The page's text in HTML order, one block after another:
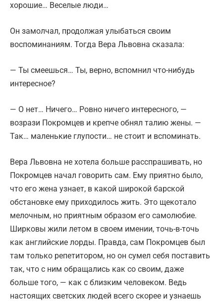
хорошие… Веселые люди…
Он замолчал, продолжая улыбаться своим
воспоминаниям. Тогда Вера Львовна сказала:
— Ты смеешься… Ты, верно, вспомнил что-нибудь
интересное?
— О нет… Ничего… Ровно ничего интересного, —
возрази Покромцев и крепче обнял талию жены. —
Так… маленькие глупости… не стоит и вспоминать.
Вера Львовна не хотела больше расспрашивать, но
Покромцев начал говорить сам. Ему приятно было,
что его жена узнает, в какой широкой барской
обстановке ему приходилось жить. Это щекотало
мелочным, но приятным образом его самолюбие.
Ширковы жили летом в своем имении, точь-в-точь
как английские лорды. Правда, сам Покромцев был
там только репетитором, но он сумел себя поставить
так, что с ним обращались как со своим, даже
больше того, — как с близким человеком. Ведь
настоящих светских людей всего скорее и узнаешь